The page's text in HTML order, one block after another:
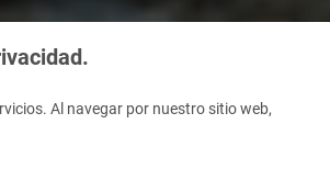
Al navegar por nuestro sitio web,